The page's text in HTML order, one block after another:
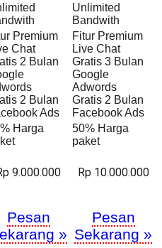
Unlimited
Bandwith
Premium
Chat
2 Bulan
2 Bulan
Ads
Fitur Premium
Live Chat
Gratis 3 Bulan
Google
Adwords
Gratis 2 Bulan
Facebook Ads
Harga
50% Harga
paket
9.000.000 Rp 10.000.000
Pesan
»
Pesan
Sekarang »